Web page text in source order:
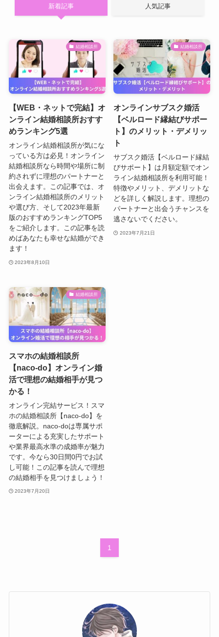
新着記事 人気記事
結婚相談所
【WEB・ネットで完結】オ
ンライン結婚相談所おすす
めランキング5選
オンライン結婚相談所が気にな
っている方は必見！オンライン
結婚相談所なら時間や場所に制
約されずに理想のパートナーと
出会えます。この記事では、オ
ンライン結婚相談所のメリット
や選び方、そして2023年最新
版のおすすめランキングTOP5
をご紹介します。この記事を読
めばあなたも幸せな結婚ができ
ます！
2023年8月10日
結婚相談所
オンラインサブスク婚活
【ベルロード縁結びサポー
ト】のメリット・デメリッ
ト
サブスク婚活【ベルロード縁結
びサポート】は月額定額でオン
ライン結婚相談所を利用可能！
特徴やメリット、デメリットな
どを詳しく解説します。理想の
パートナーと出会うチャンスを
逃さないでください。
2023年7月21日
結婚相談所
スマホの結婚相談所
【naco-do】オンライン婚
活で理想の結婚相手が見つ
かる！
オンライン完結サービス！スマ
ホの結婚相談所【naco-do】を
徹底解説。naco-doは専属サポ
ーターによる充実したサポート
や業界最高水準の成婚率が魅力
です。今なら30日間0円でお試
し可能！この記事を読んで理想
の結婚相手を見つけましょう！
2023年7月20日
1